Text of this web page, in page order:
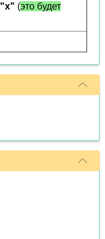
"x" (это будет